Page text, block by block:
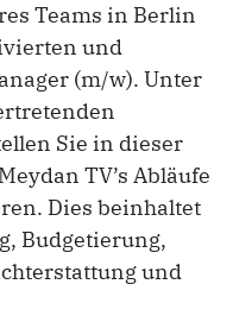
Teams in Berlin
und
(m/w). Unter
Sie in dieser
TV’s Abläufe
Dies beinhaltet
Budgetierung,
und